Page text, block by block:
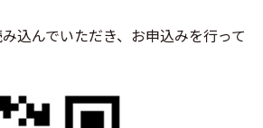
込んでいただき、お申込みを行って